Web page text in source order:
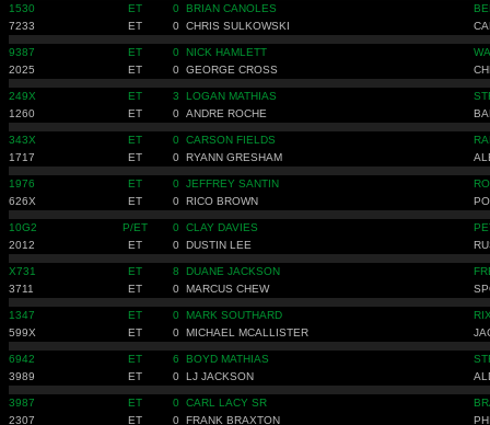
1530 ET 0 BRIAN CANOLES
7233
ET 0 CHRIS SULKOWSKI
9387 ET 0 NICK HAMLETT
2025
ET 0 GEORGE CROSS
249X ET 3 LOGAN MATHIAS
1260
ET 0 ANDRE ROCHE
343X ET 0 CARSON FIELDS
1717
ET 0 RYANN GRESHAM
1976 ET 0 JEFFREY SANTIN
626X
ET 0 RICO BROWN
10G2 P/ET 0 CLAY DAVIES
2012
ET 0 DUSTIN LEE
X731 ET 8 DUANE JACKSON
3711
ET 0 MARCUS CHEW
1347 ET 0 MARK SOUTHARD
599X
ET 0 MICHAEL MCALLISTER
6942 ET 6 BOYD MATHIAS
3989
ET 0 LJ JACKSON
3987 ET 0 CARL LACY SR
2307
ET 0 FRANK BRAXTON